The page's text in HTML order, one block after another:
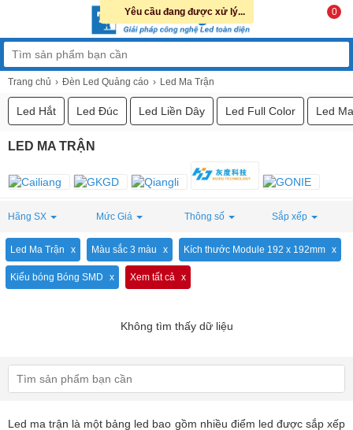
0
Trang chủ Đèn Led Quảng cáo Led Ma Trận
Led Hắt Led Đúc Led Liền Dây Led Full Color Led
LED MA TRẬN
Hãng SX Mức Giá Thông số Sắp xếp
Led Ma Trận Màu sắc 3 màu Kích thước Module 192 x 192mm
Kiểu bóng Bóng SMD Xem tất cả
Không tìm thấy dữ liệu
Led ma trận là một bảng led bao gồm nhiều điểm led được sắp xếp
Yêu cầu đang được xử lý...